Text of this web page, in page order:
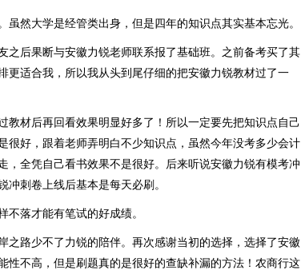
然大学是经管类出身，但是四年的知识点其实基本忘光。
后果断与安徽力锐老师联系报了基础班。之前备考买了其
更适合我，所以我从头到尾仔细的把安徽力锐教材过了一
材后再回看效果明显好多了！所以一定要先把知识点自己
好，跟着老师弄明白不少知识点，虽然今年没考多少会计
全凭自己看书效果不是很好。后来听说安徽力锐有模考冲
刺卷上线后基本是每天必刷。
落才能有笔试的好成绩。
之路少不了力锐的陪伴。再次感谢当初的选择，选择了安徽
性不高，但是刷题真的是很好的查缺补漏的方法！农商行这